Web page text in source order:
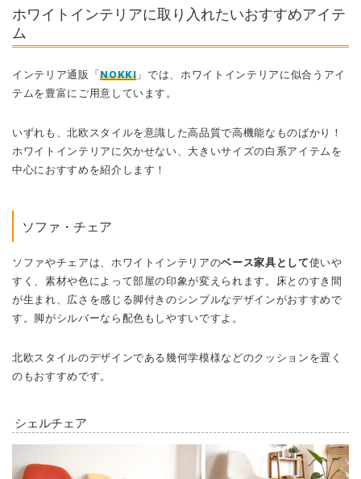
いずれも、北欧スタイルを意識した高品質で高機能なものばかり！
ホワイトインテリアに欠かせない、大きいサイズの白系アイテムを
ソファやチェアは、ホワイトインテリアの ベース家具として 使いや
すく、素材や色によって部屋の印象が変えられます。床とのすき間
す。脚がシルバーなら配色もしやすいですよ。
のもおすすめです。
シェルチェア